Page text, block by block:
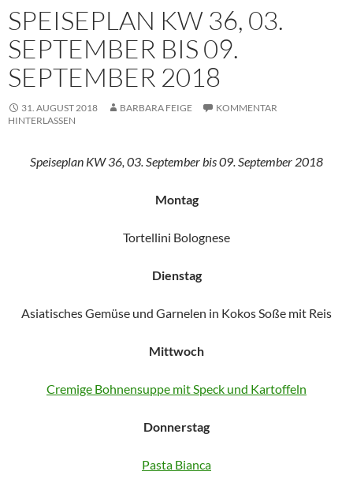
SPEISEPLAN KW 36, 03.
SEPTEMBER BIS 09.
SEPTEMBER 2018
31. AUGUST 2018 BARBARA FEIGE
KOMMENTAR
HINTERLASSEN
Speiseplan KW 36, 03. September bis 09. September 2018
Montag
Tortellini Bolognese
Dienstag
Asiatisches Gemüse und Garnelen in Kokos Soße mit Reis
Mittwoch
Cremige Bohnensuppe mit Speck und Kartoffeln
Donnerstag
Pasta Bianca